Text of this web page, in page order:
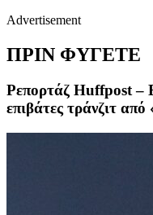
Advertisement
ΠΡΙΝ ΦΥΓΕΤΕ
Ρεπορτάζ Huffpost –
επιβάτες τράνζιτ